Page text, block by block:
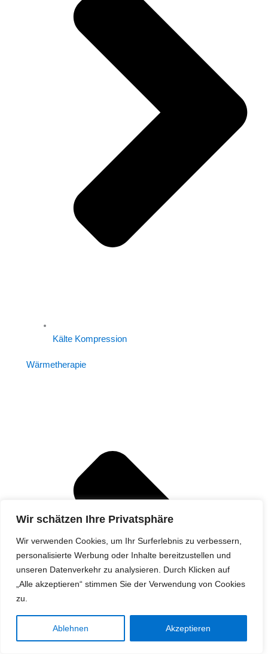
Wir schätzen Ihre Privatsphäre
Wir verwenden Cookies, um Ihr Surferlebnis zu verbessern,
personalisierte Werbung oder Inhalte bereitzustellen und
unseren Datenverkehr zu analysieren. Durch Klicken auf
„Alle akzeptieren“ stimmen Sie der Verwendung von Cookies
zu.
Ablehnen Akzeptieren
Kälte Kompression
Wärmetherapie